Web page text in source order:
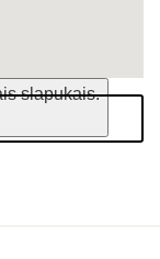
slapukais.